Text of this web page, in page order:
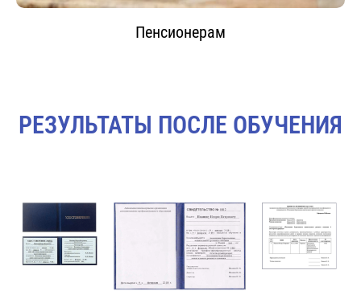
Пенсионерам
РЕЗУЛЬТАТЫ ПОСЛЕ ОБУЧЕНИЯ